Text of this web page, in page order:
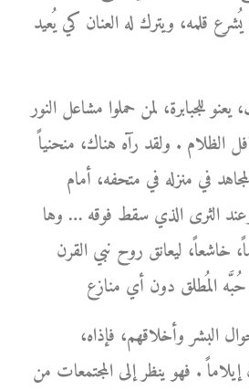
قلمه، ويترك له العنان كي يُعيد
للجبابرة، لمن حملوا مشاعل النور
الظلام . ولقد رآه هناك، منحنياً
في منزله في متحفه، أمام
الثرى الذي سقط فوقه … وها
خاشعاً، ليعانق روح نبي القرن
البشر وأخلاقهم، فإذاه،
. فهو ينظر إلى المجتمعات من